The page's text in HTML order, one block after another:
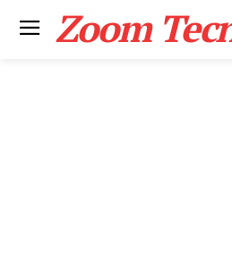
Zoom